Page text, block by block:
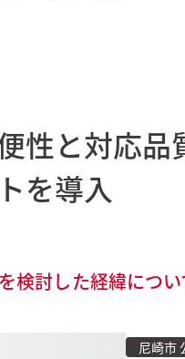
性と対応品
を導入
検討した経緯につい
尼崎市